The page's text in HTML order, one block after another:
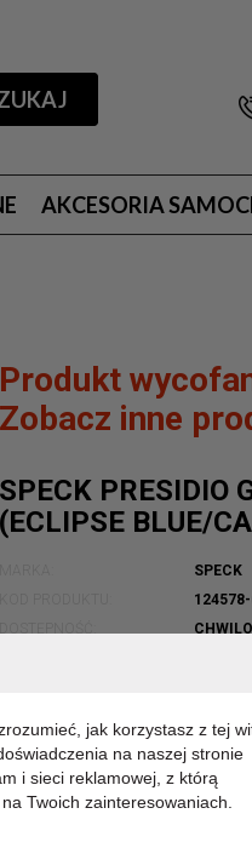
AKCESORIA
Produkt
Zobacz inne
SPECK PRESIDIO
(ECLIPSE BLUE/
SPECK
112,16 zł
91,19 zł (cena netto)
jak korzystasz z tej
na naszej stronie
i sieci reklamowej, z którą
Twoich zainteresowaniach.